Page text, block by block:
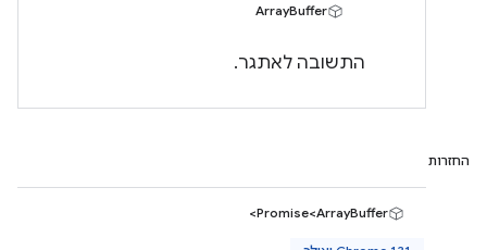
ArrayBuffer
התשובה לאתגר.
החזרות
Promise<ArrayBuffer>